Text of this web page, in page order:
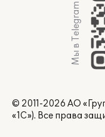
Мы в Telegram
© 2011-2026 АО
«1С»). Все права